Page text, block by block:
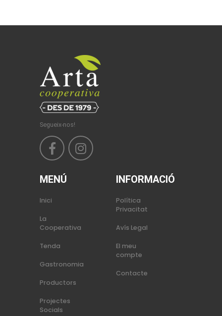
Segueix-nos!
MENÚ
Inici
La
Cooperativa
Tenda
Gastronomia
Productors
Projectes
Socials
INFORMACIÓ
Política
Privacitat
Avís Legal
El meu
compte
Contacte